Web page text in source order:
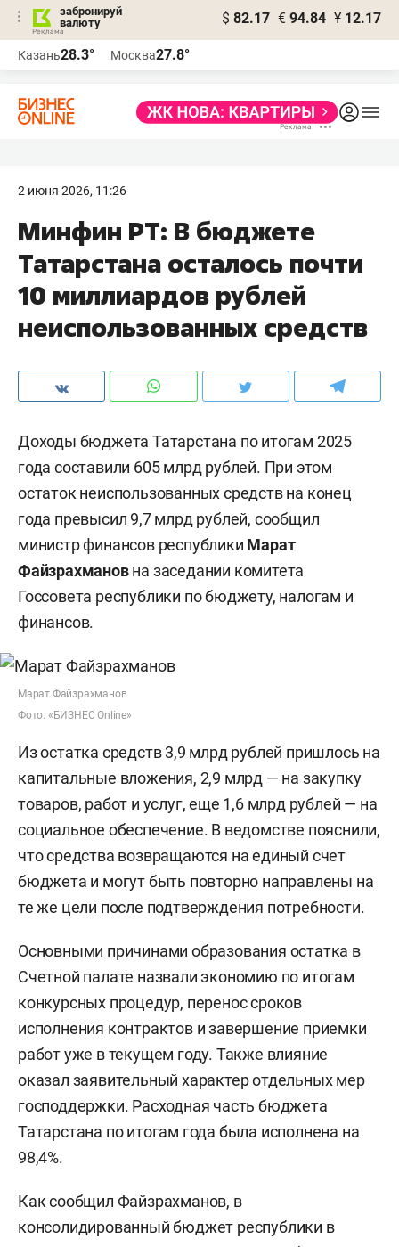
забронируй
валюту
$ 82.17 € 94.84 ¥ 12.17
Казань28.3° Москва27.8°
2 июня 2026, 11:26
Минфин РТ: В бюджете
Татарстана осталось почти
10 миллиардов рублей
неиспользованных средств
Доходы бюджета Татарстана по итогам 2025
года составили 605 млрд рублей. При этом
остаток неиспользованных средств на конец
года превысил 9,7 млрд рублей, сообщил
министр финансов республики Марат
Файзрахмановна заседании комитета
Госсовета республики по бюджету, налогам и
финансов.
Марат Файзрахманов
Фото: «БИЗНЕС Online»
Из остатка средств 3,9 млрд рублей пришлось на
капитальные вложения, 2,9 млрд — на закупку
товаров, работ и услуг, еще 1,6 млрд рублей — на
социальное обеспечение. В ведомстве пояснили,
что средства возвращаются на единый счет
бюджета и могут быть повторно направлены на
те же цели после подтверждения потребности.
Основными причинами образования остатка в
Счетной палате назвали экономию по итогам
конкурсных процедур, перенос сроков
исполнения контрактов и завершение приемки
работ уже в текущем году. Также влияние
оказал заявительный характер отдельных мер
господдержки. Расходная часть бюджета
Татарстана по итогам года была исполнена на
98,4%.
Как сообщил Файзрахманов, в
консолидированный бюджет республики в